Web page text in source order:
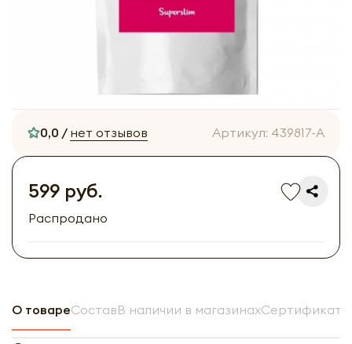
0,0 / нет отзывов Артикул: 439817-A
599 руб.
Распродано
О товареСоставВ наличии в магазинахСертификат